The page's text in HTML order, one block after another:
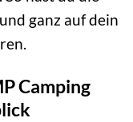
ganz auf dein
Camping